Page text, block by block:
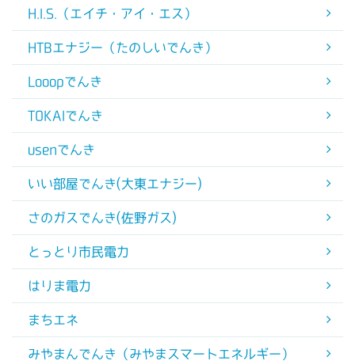
H.I.S.（エイチ・アイ・エス）
HTBエナジー（たのしいでんき）
Looopでんき
TOKAIでんき
usenでんき
いい部屋でんき(大東エナジー)
さのガスでんき(佐野ガス)
とっとり市民電力
はりま電力
まちエネ
みやまんでんき（みやまスマートエネルギー）